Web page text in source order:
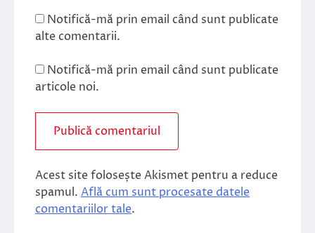
Notifică-mă prin email când sunt publicate
alte comentarii.
Notifică-mă prin email când sunt publicate
articole noi.
Acest site folosește Akismet pentru a reduce
spamul. Află cum sunt procesate datele
comentariilor tale.